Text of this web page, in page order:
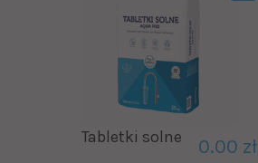
Tabletki solne 0.00 zł